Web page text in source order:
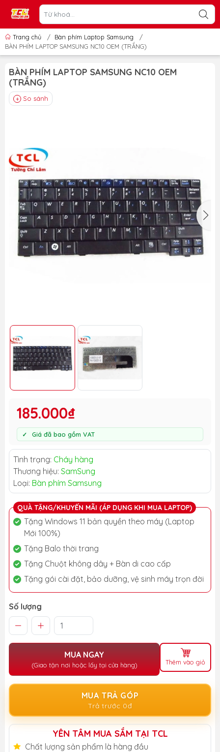
Trang chủ / Bàn phím Laptop Samsung
/
BÀN PHÍM LAPTOP SAMSUNG NC10 OEM (TRẮNG)
BÀN PHÍM LAPTOP SAMSUNG NC10 OEM
(TRẮNG)
So sánh
185.000₫
Giá đã bao gồm VAT
Tình trạng: Cháy hàng
Thương hiệu: SamSung
Loại: Bàn phím Samsung
QUÀ TẶNG/KHUYẾN MÃI (ÁP DỤNG KHI MUA LAPTOP)
Tặng Windows 11 bản quyền theo máy (Laptop
Mới 100%)
Tặng Balo thời trang
Tặng Chuột không dây + Bàn di cao cấp
Tặng gói cài đặt, bảo dưỡng, vệ sinh máy trọn đời
Số lượng
MUA NGAY
(Giao tận nơi hoặc lấy tại cửa hàng) Thêm vào giỏ
MUA TRẢ GÓP
Trả trước 0đ
YÊN TÂM MUA SẮM TẠI TCL
Chất lượng sản phẩm là hàng đầu